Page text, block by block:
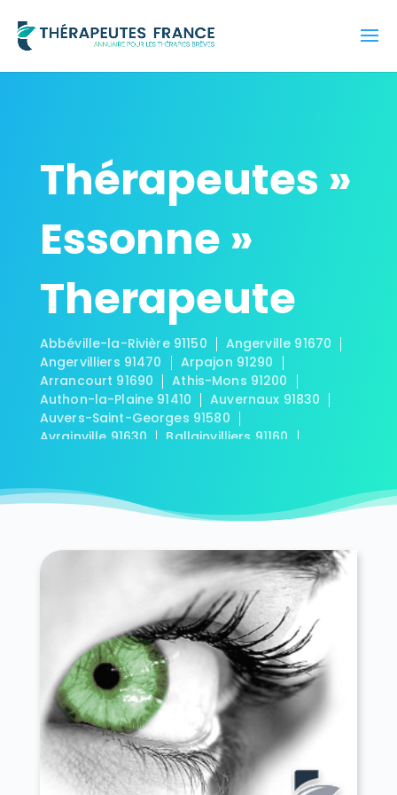
Thérapeutes »
Essonne »
Therapeute
Abbéville-la-Rivière 91150
Angerville 91670
Angervilliers 91470
Arpajon 91290
Arrancourt 91690
Athis-Mons 91200
Authon-la-Plaine 91410
Auvernaux 91830
Auvers-Saint-Georges 91580
Avrainville 91630
Ballainvilliers 91160
Boigneville 91720
Boissy-la-Rivière 91690
Boissy-sous-Saint-Yon 91790
Bondoufle 91070
Boullay-les-Troux 91470
Boussy-Saint-Antoine 91800
Boutervilliers 91150
Boutigny-sur-Essonne 91820
Bouville 91880
Brétigny-sur-Orge 91220
Breuillet 91650
Breux-Jouy 91650
Brières-les-Scellés 91150
Briis-sous-Forges 91640
Brouy 91150
Brunoy 91800
Bruyères-le-Châtel 91680
Buno-Bonnevaux 91720
Bures-sur-Yvette 91440
Cerny 91590
Chalo-Saint-Mars 91780
Chalou-Moulineux 91740